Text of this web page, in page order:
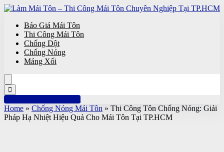
Báo Giá Mái Tôn
Thi Công Mái Tôn
Chống Dột
Chống Nóng
Máng Xối
Hotline: 0961 894 472
Home » Chống Nóng Mái Tôn » Thi Công Tôn Chống Nóng: Giải
Pháp Hạ Nhiệt Hiệu Quả Cho Mái Tôn Tại TP.HCM